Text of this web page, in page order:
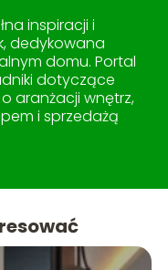
inspiracji i
dedykowana
domu. Portal
dotyczące
aranżacji wnętrz,
i sprzedażą
Teraso to miejsce,
miłośnika
przestrzeni.